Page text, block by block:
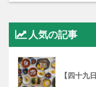
人気の記事
【四十九